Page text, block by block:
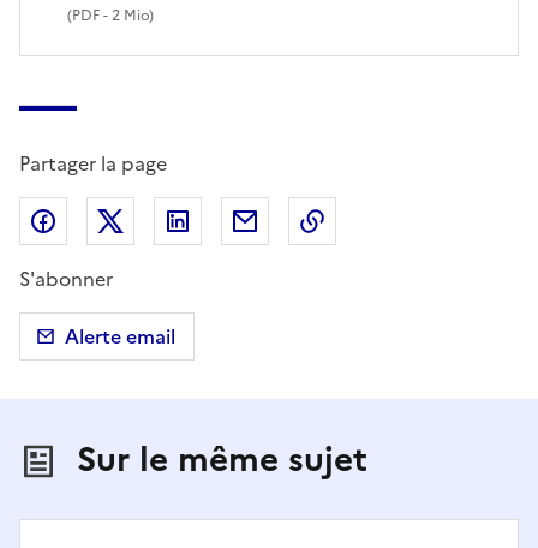
(PDF- 2 Mio)
Partager la page
Partager sur Facebook
Partager sur X (anciennement Twitter)
Partager sur LinkedIn
Partager par email
S'abonner
Alerte email
Sur le même sujet